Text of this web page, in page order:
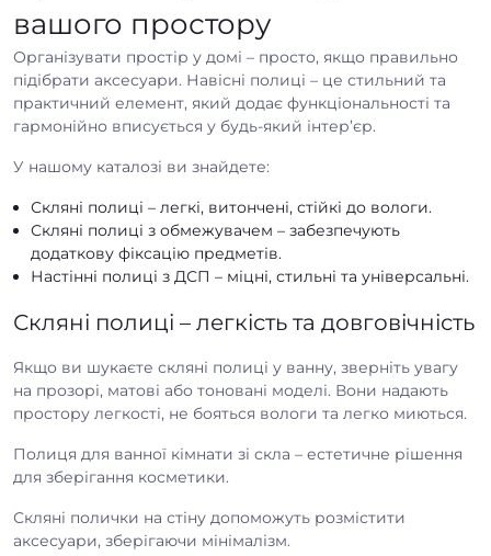
вашого простору
Організувати простір у домі – просто, якщо правильно
підібрати аксесуари. Навісні полиці – це стильний та
практичний елемент, який додає функціональності та
гармонійно вписується у будь-який інтер’єр.
У нашому каталозі ви знайдете:
Скляні полиці – легкі, витончені, стійкі до вологи.
Скляні полиці з обмежувачем – забезпечують
додаткову фіксацію предметів.
Настінні полиці з ДСП – міцні, стильні та універсальні.
Скляні полиці – легкість та довговічність
Якщо ви шукаєте скляні полиці у ванну, зверніть увагу
на прозорі, матові або тоновані моделі. Вони надають
простору легкості, не бояться вологи та легко миються.
Полиця для ванної кімнати зі скла – естетичне рішення
для зберігання косметики.
Скляні полички на стіну допоможуть розмістити
аксесуари, зберігаючи мінімалізм.